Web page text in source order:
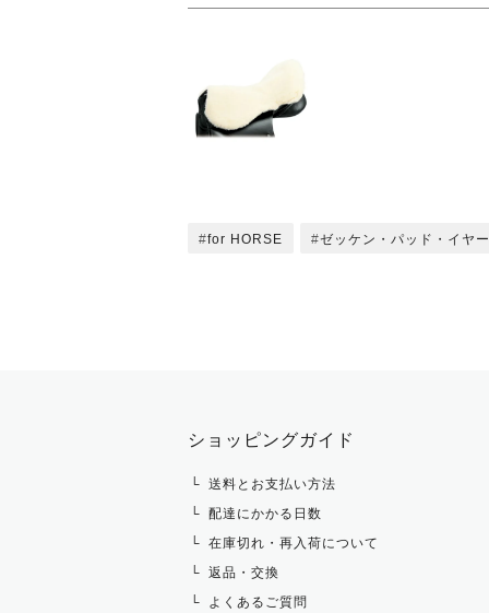
for HORSE ゼッケン・パッド・イヤ
ショッピングガイド
送料とお支払い方法
配達にかかる日数
在庫切れ・再入荷について
返品・交換
よくあるご質問